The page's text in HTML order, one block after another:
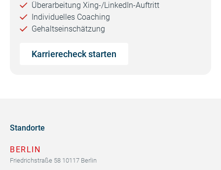
Überarbeitung Xing-/LinkedIn-Auftritt
Individuelles Coaching
Gehaltseinschätzung
Karrierecheck starten
Standorte
BERLIN
Friedrichstraße 58 10117 Berlin